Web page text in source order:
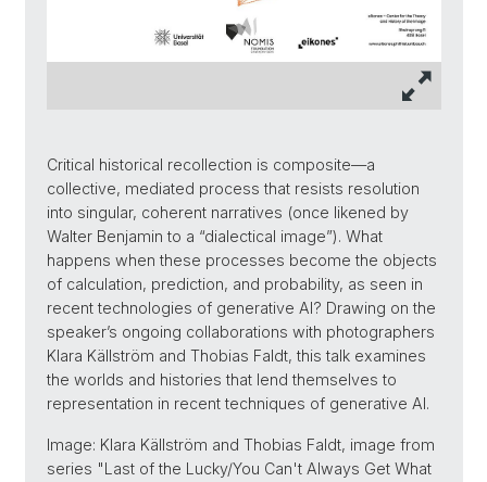
Critical historical recollection is composite—a
collective, mediated process that resists resolution
into singular, coherent narratives (once likened by
Walter Benjamin to a “dialectical image”). What
happens when these processes become the objects
of calculation, prediction, and probability, as seen in
recent technologies of generative AI? Drawing on the
speaker’s ongoing collaborations with photographers
Klara Källström and Thobias Faldt, this talk examines
the worlds and histories that lend themselves to
representation in recent techniques of generative AI.
Image: Klara Källström and Thobias Faldt, image from
series "Last of the Lucky/You Can't Always Get What